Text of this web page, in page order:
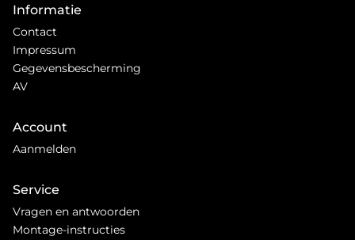
Informatie
Contact
Impressum
Gegevensbescherming
AV
Account
Aanmelden
Service
Vragen en antwoorden
Montage-instructies